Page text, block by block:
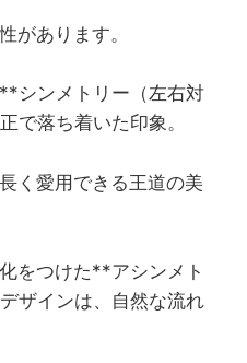
があります。
シンメトリー（左右対
で落ち着いた印象。
く愛用できる王道の美
をつけた**アシンメト
ザインは、自然な流れ